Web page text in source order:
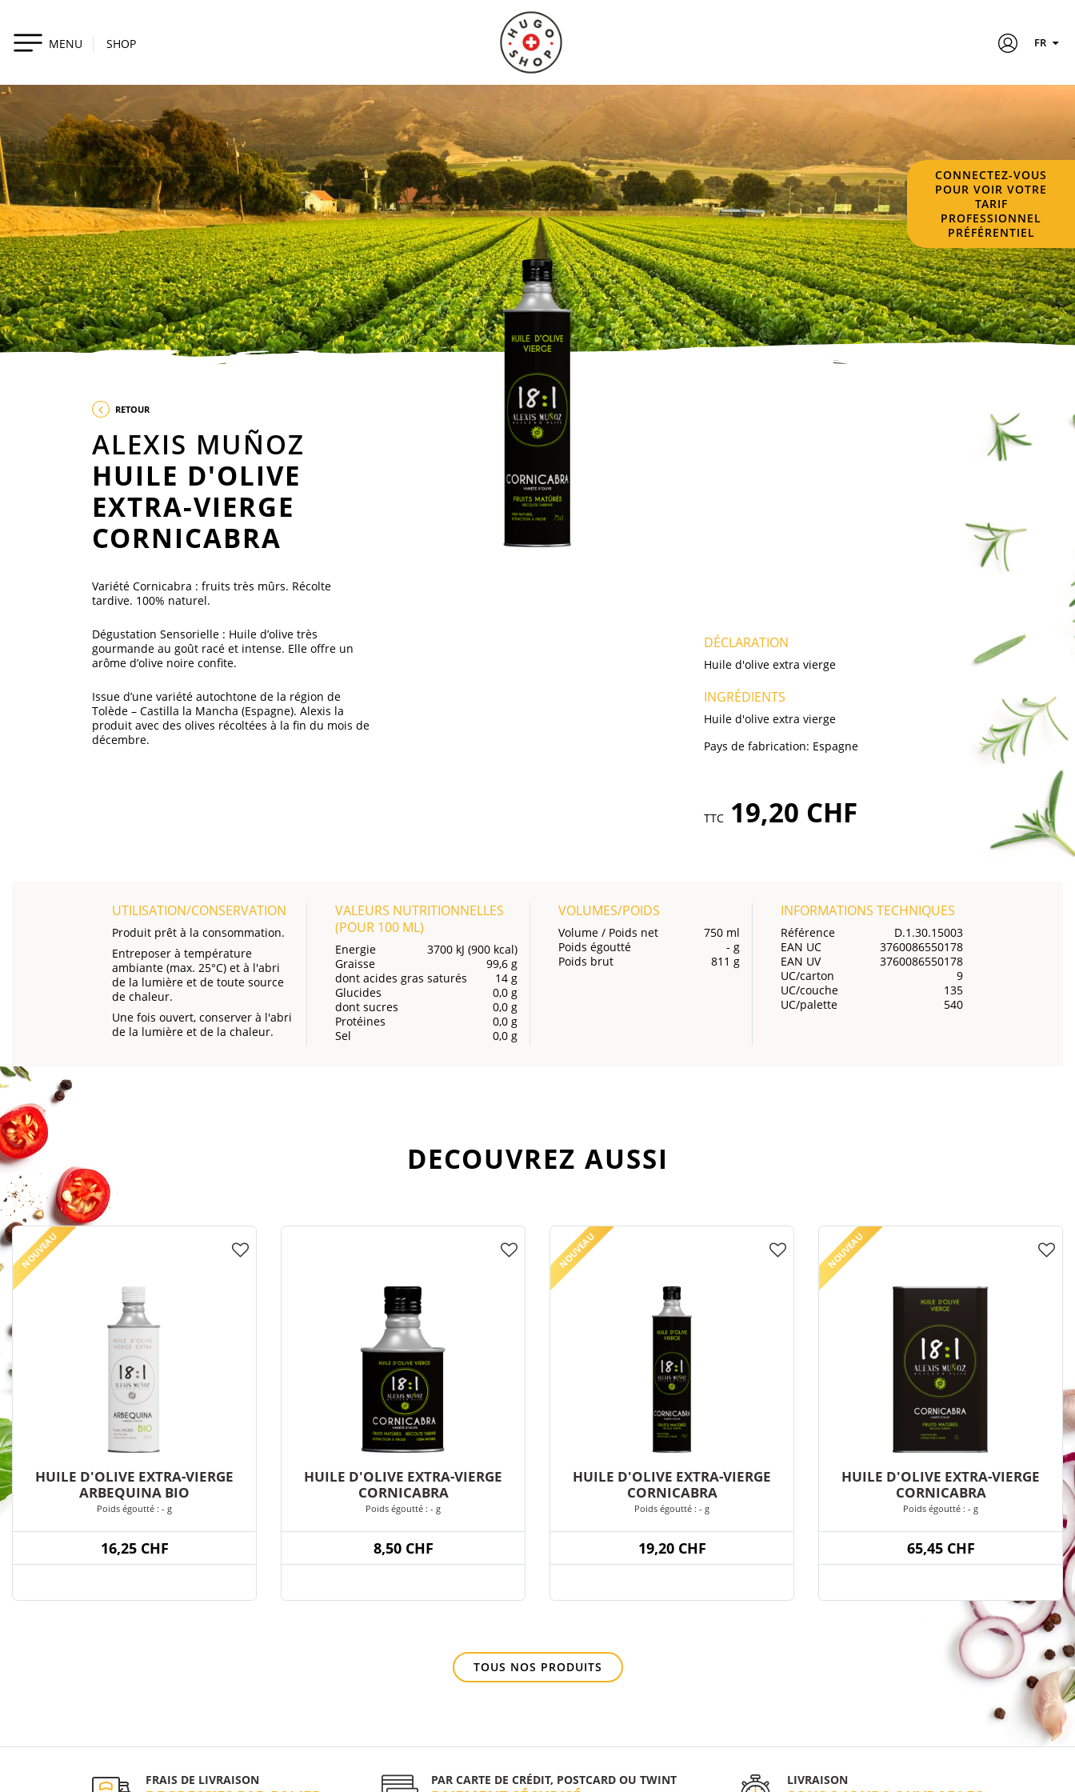
MENU SHOP FR
CONNECTEZ-VOUS
POUR VOIR VOTRE
TARIF
PROFESSIONNEL
PRÉFÉRENTIEL
RETOUR
ALEXIS MUÑOZ
HUILE D'OLIVE
EXTRA-VIERGE
CORNICABRA
Variété Cornicabra : fruits très mûrs. Récolte
tardive. 100% naturel.
Dégustation Sensorielle : Huile d’olive très
gourmande au goût racé et intense. Elle offre un
arôme d’olive noire confite.
Issue d’une variété autochtone de la région de
Tolède – Castilla la Mancha (Espagne). Alexis la
produit avec des olives récoltées à la fin du mois de
décembre.
DÉCLARATION
Huile d'olive extra vierge
INGRÉDIENTS
Huile d'olive extra vierge
Pays de fabrication: Espagne
TTC 19,20 CHF
UTILISATION/CONSERVATION
Produit prêt à la consommation.
Entreposer à température
ambiante (max. 25°C) et à l'abri
de la lumière et de toute source
de chaleur.
Une fois ouvert, conserver à l'abri
de la lumière et de la chaleur.
VALEURS NUTRITIONNELLES
(POUR 100 ML)
Energie
3700 kJ (900 kcal)
Graisse
99,6 g
dont acides gras saturés
14 g
Glucides
0,0 g
dont sucres
0,0 g
Protéines
0,0 g
Sel
0,0 g
VOLUMES/POIDS
Volume / Poids net
750 ml
Poids égoutté
- g
Poids brut
811 g
INFORMATIONS TECHNIQUES
Référence
D.1.30.15003
EAN UC
3760086550178
EAN UV
3760086550178
UC/carton
9
UC/couche
135
UC/palette
540
DECOUVREZ AUSSI
NOUVEAU
HUILE D'OLIVE EXTRA-VIERGE
ARBEQUINA BIO
Poids égoutté : - g
16,25 CHF
HUILE D'OLIVE EXTRA-VIERGE
CORNICABRA
Poids égoutté : - g
8,50 CHF
NOUVEAU
HUILE D'OLIVE EXTRA-VIERGE
CORNICABRA
Poids égoutté : - g
19,20 CHF
NOUVEAU
HUILE D'OLIVE EXTRA-VIERGE
CORNICABRA
Poids égoutté : - g
65,45 CHF
TOUS NOS PRODUITS
FRAIS DE LIVRAISON PAR CARTE DE CRÉDIT, POSTCARD OU TWINT LIVRAISON